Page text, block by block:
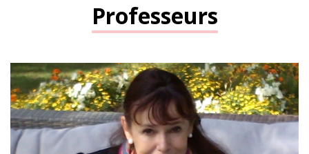
Professeurs